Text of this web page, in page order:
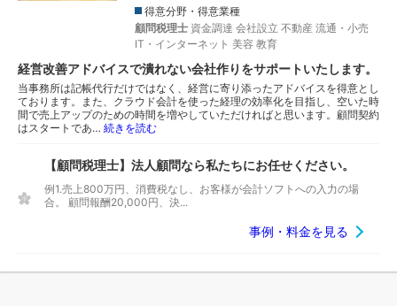
得意分野・得意業種
顧問税理士 資金調達 会社設立 不動産 流通・小売
IT・インターネット 美容 教育
経営改善アドバイスで潰れない会社作りをサポートいたします。
当事務所は記帳代行だけではなく、経営に寄り添ったアドバイスを得意とし
ております。また、クラウド会計を使った経理の効率化を目指し、空いた時
間で売上アップのための時間を増やしていただければと思います。顧問契約
はスタートであ… 続きを読む
【顧問税理士】法人顧問なら私たちにお任せください。
例1.売上800万円、消費税なし、お客様が会計ソフトへの入力の場
合。 顧問報酬20,000円、決...
事例・料金を見る